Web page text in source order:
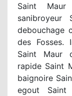
Saint
sanibroyeur
debouchage
des Fosses.
Saint Maur
rapide Saint
baignoire
egout Saint